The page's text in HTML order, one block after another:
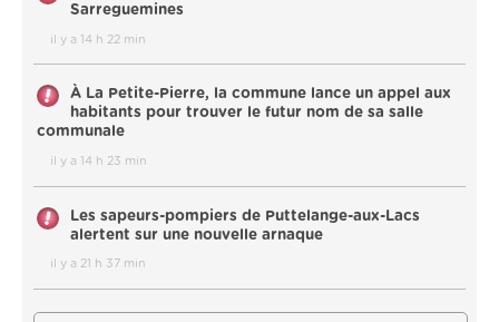
Sarreguemines
il y a 14 h 22 min
À La Petite-Pierre, la commune lance un appel aux
habitants pour trouver le futur nom de sa salle
communale
il y a 14 h 23 min
Les sapeurs-pompiers de Puttelange-aux-Lacs
alertent sur une nouvelle arnaque
il y a 21 h 37 min